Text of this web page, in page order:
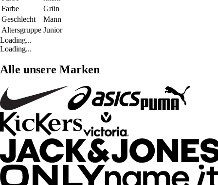
Farbe
Grün
Geschlecht
Mann
Altersgruppe Junior
Loading...
Loading...
Alle unsere Marken